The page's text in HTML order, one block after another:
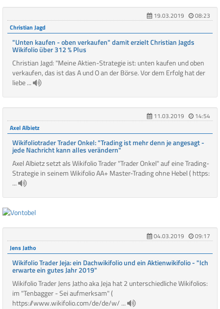
19.03.2019
08:23
Christian Jagd
"Unten kaufen - oben verkaufen" damit erzielt Christian Jagds
Wikifolio über 312 % Plus
Christian Jagd: "Meine Aktien-Strategie ist: unten kaufen und oben
verkaufen, das ist das A und O an der Börse. Vor dem Erfolg hat der
liebe ...
11.03.2019
14:54
Axel Albietz
Wikifoliotrader Trader Onkel: "Trading ist mehr denn je angesagt -
jede Nachricht kann alles verändern"
Axel Albietz setzt als Wikifolio Trader "Trader Onkel" auf eine Trading-
Strategie in seinem Wikifolio AA+ Master-Trading ohne Hebel ( https:
...
04.03.2019
09:17
Jens Jatho
Wikifolio Trader Jeja: ein Dachwikifolio und ein Aktienwikifolio - "Ich
erwarte ein gutes Jahr 2019"
Wikifolio Trader Jens Jatho aka Jeja hat 2 unterschiedliche Wikifolios:
im "Tenbagger - Sei aufmerksam" (
https://www.wikifolio.com/de/de/w/ ...